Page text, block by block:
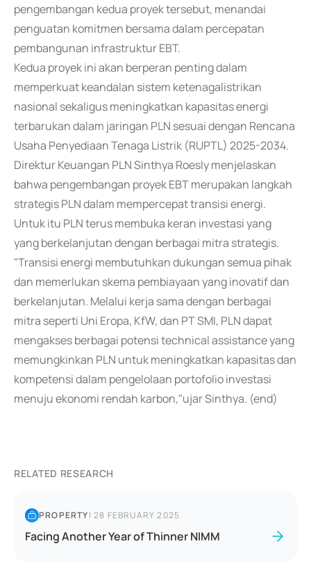
pengembangan kedua proyek tersebut, menandai
penguatan komitmen bersama dalam percepatan
pembangunan infrastruktur EBT.
Kedua proyek ini akan berperan penting dalam
memperkuat keandalan sistem ketenagalistrikan
nasional sekaligus meningkatkan kapasitas energi
terbarukan dalam jaringan PLN sesuai dengan Rencana
Usaha Penyediaan Tenaga Listrik (RUPTL) 2025-2034.
Direktur Keuangan PLN Sinthya Roesly menjelaskan
bahwa pengembangan proyek EBT merupakan langkah
strategis PLN dalam mempercepat transisi energi.
Untuk itu PLN terus membuka keran investasi yang
yang berkelanjutan dengan berbagai mitra strategis.
"Transisi energi membutuhkan dukungan semua pihak
dan memerlukan skema pembiayaan yang inovatif dan
berkelanjutan. Melalui kerja sama dengan berbagai
mitra seperti Uni Eropa, KfW, dan PT SMI, PLN dapat
mengakses berbagai potensi technical assistance yang
memungkinkan PLN untuk meningkatkan kapasitas dan
kompetensi dalam pengelolaan portofolio investasi
menuju ekonomi rendah karbon,"ujar Sinthya. (end)
RELATED RESEARCH
PROPERTY|28 FEBRUARY 2025
Facing Another Year of Thinner NIMM